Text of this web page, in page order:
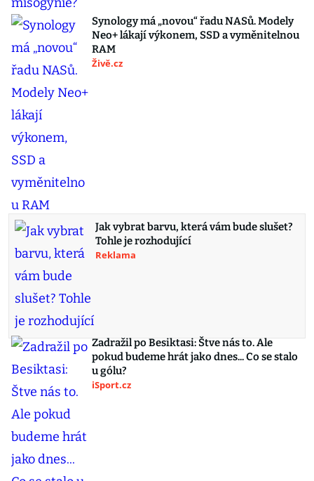
Synology má „novou“ řadu NASů. Modely
Neo+ lákají výkonem, SSD a vyměnitelnou
RAM
Živě.cz
Jak vybrat barvu, která vám bude slušet?
Tohle je rozhodující
Reklama
Zadražil po Besiktasi: Štve nás to. Ale
pokud budeme hrát jako dnes... Co se stalo
u gólu?
iSport.cz